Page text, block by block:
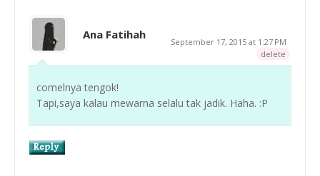
Ana Fatihah
September 17, 2015 at 1:27 PM
delete
comelnya tengok!
Tapi,saya kalau mewarna selalu tak jadik. Haha. :P